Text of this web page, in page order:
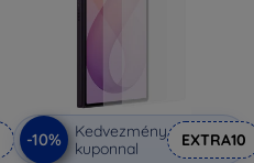
-10%
Kedvezmény
kuponnal
EXTRA10